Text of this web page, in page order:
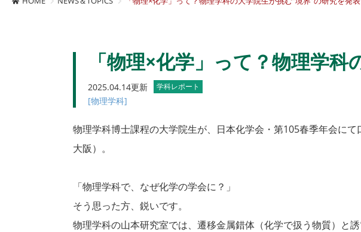
「物理×化学」って？物理学
2025.04.14更新 学科レポート
[物理学科]
物理学科博士課程の大学院生が、日本化学会・第105春季年会にて
大阪）。
「物理学科で、なぜ化学の学会に？」
そう思った方、鋭いです。
物理学科の山本研究室では、遷移金属錯体（化学で扱う物質）と